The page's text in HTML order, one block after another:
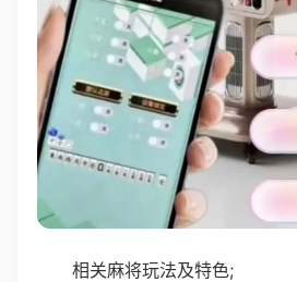
相关麻将玩法及特色;